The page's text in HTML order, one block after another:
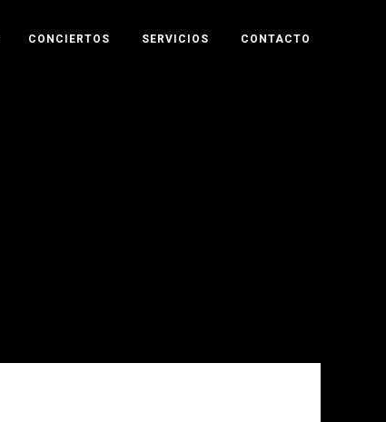
CONCIERTOS SERVICIOS CONTACTO